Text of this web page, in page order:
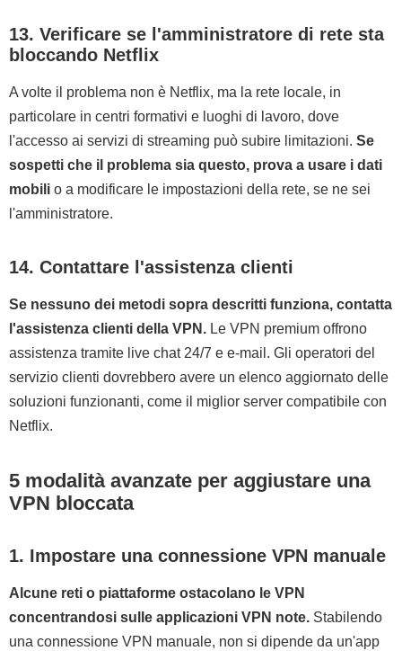
13. Verificare se l'amministratore di rete sta
bloccando Netflix
A volte il problema non è Netflix, ma la rete locale, in
particolare in centri formativi e luoghi di lavoro, dove
l'accesso ai servizi di streaming può subire limitazioni. Se
sospetti che il problema sia questo, prova a usare i dati
mobili o a modificare le impostazioni della rete, se ne sei
l'amministratore.
14. Contattare l'assistenza clienti
Se nessuno dei metodi sopra descritti funziona, contatta
l'assistenza clienti della VPN. Le VPN premium offrono
assistenza tramite live chat 24/7 e e-mail. Gli operatori del
servizio clienti dovrebbero avere un elenco aggiornato delle
soluzioni funzionanti, come il miglior server compatibile con
Netflix.
5 modalità avanzate per aggiustare una
VPN bloccata
1. Impostare una connessione VPN manuale
Alcune reti o piattaforme ostacolano le VPN
concentrandosi sulle applicazioni VPN note. Stabilendo
una connessione VPN manuale, non si dipende da un'app